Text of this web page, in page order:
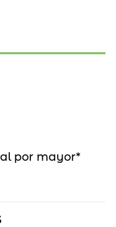
por mayor*